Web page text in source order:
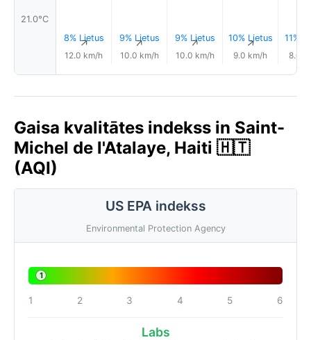
21.0°C
8% Lietus
↑
12.0 km/h
9% Lietus
↑
10.0 km/h
9% Lietus
↑
10.0 km/h
10% Lietus
↑
9.0 km/h
11%
8.0
Gaisa kvalitātes indekss in Saint-
Michel de l'Atalaye, Haiti 🇭🇹
(AQI)
US EPA indekss
Environmental Protection Agency
1
1 2 3 4 5 6
Labs